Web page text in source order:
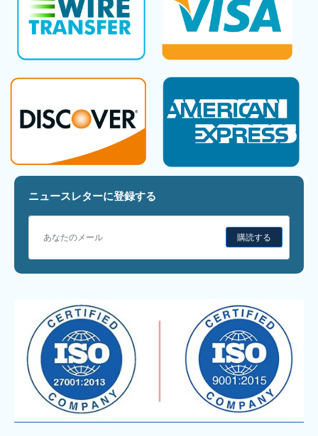
ニュースレターに登録する
購読する